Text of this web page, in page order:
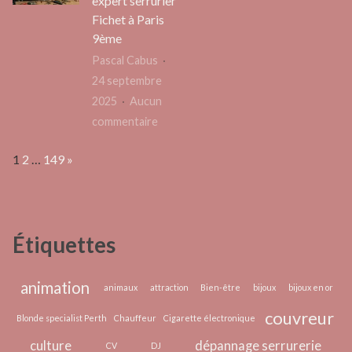
Fichet à Paris
9ème
Pascal Cabus
24 septembre
2025
Aucun
commentaire
Fichet
Paris
9ème
Page:
1 2 … 149 Next
»
Étiquettes
animation animaux attraction Bien-être bijoux bijoux en or
Blonde specialist Perth Chauffeur Cigarette électronique couvreur
culture CV DJ dépannage serrurerie